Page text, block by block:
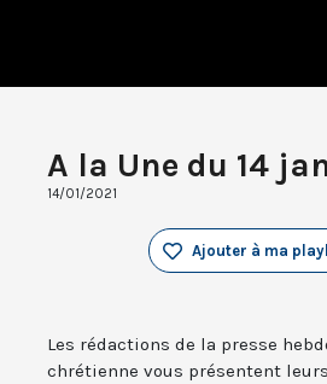
A la Une du 14
14/01/2021
Ajouter à ma
Les rédactions de la presse
chrétienne vous présentent